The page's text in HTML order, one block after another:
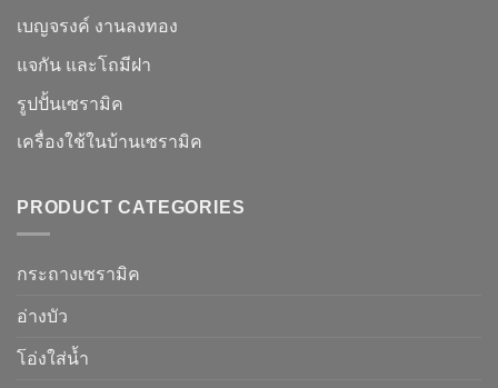
เบญจรงค์ งานลงทอง
แจกัน และโถมีฝา
รูปปั้นเซรามิค
เครื่องใช้ในบ้านเซรามิค
PRODUCT CATEGORIES
กระถางเซรามิค
อ่างบัว
โอ่งใส่น้ำ